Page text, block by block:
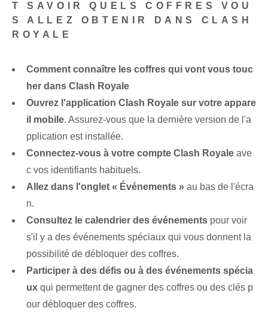
T SAVOIR QUELS COFFRES VOU
S ALLEZ OBTENIR DANS CLASH
ROYALE
Comment connaître les coffres qui vont vous touc
her dans Clash Royale
Ouvrez l'application Clash Royale sur votre appare
il mobile. Assurez-vous que la dernière version de l'a
pplication est installée.
Connectez-vous à votre compte Clash Royale ave
c vos identifiants habituels.
Allez dans l'onglet « Événements » au bas de l'écra
n.
Consultez le calendrier des événements pour voir
s'il y a des événements spéciaux qui vous donnent la
possibilité de débloquer des coffres.
Participer à des défis ou à des événements spécia
ux qui permettent de gagner des coffres ou des clés p
our débloquer des coffres.